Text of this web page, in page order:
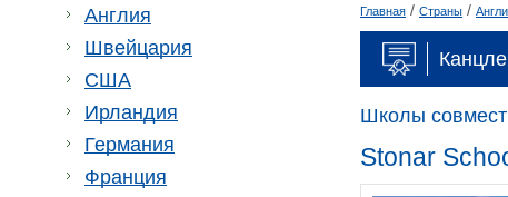
Англия
Швейцария
США
Ирландия
Германия
Франция
Главная / Страны /
Школы
Stonar